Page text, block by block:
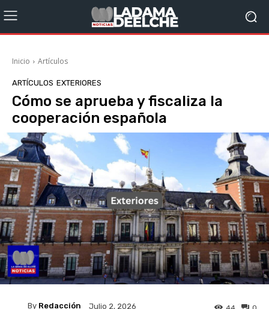
Inicio Artículos
ARTÍCULOS EXTERIORES
Cómo se aprueba y fiscaliza la
cooperación española
By Redacción Julio 2, 2026